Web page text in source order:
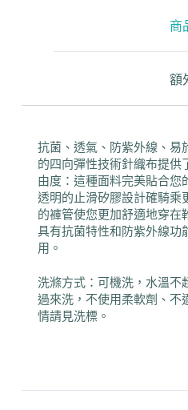
商
額
抗菌、透氣、防紫外線、易
的四向彈性技術針織布提供
由度：這種面料完美貼合您
透明的止滑矽膠設計確騎乘
的褲管使您更加舒適地穿在
具有抗菌特性和防紫外線功
用。
洗滌方式：可機洗，水溫不
過來洗，不使用柔軟劑、不
情請見洗標。